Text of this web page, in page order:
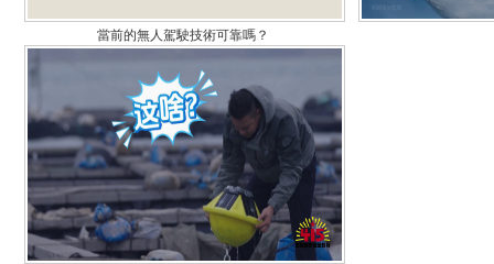
當前的無人駕駛技術可靠嗎？